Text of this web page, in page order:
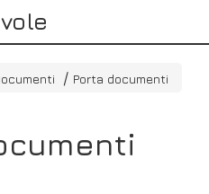
Porta documenti